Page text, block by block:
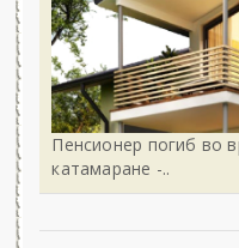
Пенсионер погиб во
катамаране -..